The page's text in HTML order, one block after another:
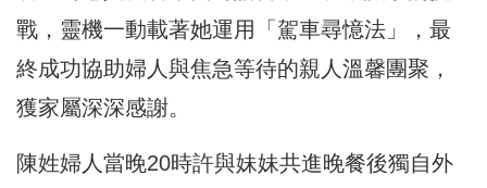
戰，靈機一動載著她運用「駕車尋憶法」，最
終成功協助婦人與焦急等待的親人溫馨團聚，
獲家屬深深感謝。
陳姓婦人當晚20時許與妹妹共進晚餐後獨自外